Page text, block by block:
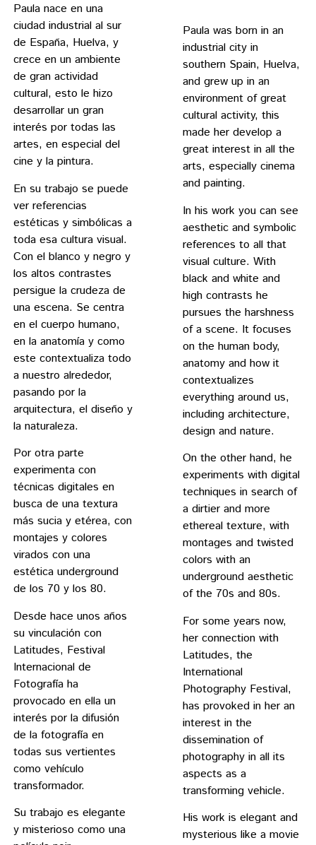
Paula nace en una
ciudad industrial al sur
de España, Huelva, y
crece en un ambiente
de gran actividad
cultural, esto le hizo
desarrollar un gran
interés por todas las
artes, en especial del
cine y la pintura.
En su trabajo se puede
ver referencias
estéticas y simbólicas a
toda esa cultura visual.
Con el blanco y negro y
los altos contrastes
persigue la crudeza de
una escena. Se centra
en el cuerpo humano,
en la anatomía y como
este contextualiza todo
a nuestro alrededor,
pasando por la
arquitectura, el diseño y
la naturaleza.
Por otra parte
experimenta con
técnicas digitales en
busca de una textura
más sucia y etérea, con
montajes y colores
virados con una
estética underground
de los 70 y los 80.
Desde hace unos años
su vinculación con
Latitudes, Festival
Internacional de
Fotografía ha
provocado en ella un
interés por la difusión
de la fotografía en
todas sus vertientes
como vehículo
transformador.
Su trabajo es elegante
y misterioso como una
Paula was born in an
industrial city in
southern Spain, Huelva,
and grew up in an
environment of great
cultural activity, this
made her develop a
great interest in all the
arts, especially cinema
and painting.
In his work you can see
aesthetic and symbolic
references to all that
visual culture. With
black and white and
high contrasts he
pursues the harshness
of a scene. It focuses
on the human body,
anatomy and how it
contextualizes
everything around us,
including architecture,
design and nature.
On the other hand, he
experiments with digital
techniques in search of
a dirtier and more
ethereal texture, with
montages and twisted
colors with an
underground aesthetic
of the 70s and 80s.
For some years now,
her connection with
Latitudes, the
International
Photography Festival,
has provoked in her an
interest in the
dissemination of
photography in all its
aspects as a
transforming vehicle.
His work is elegant and
mysterious like a movie